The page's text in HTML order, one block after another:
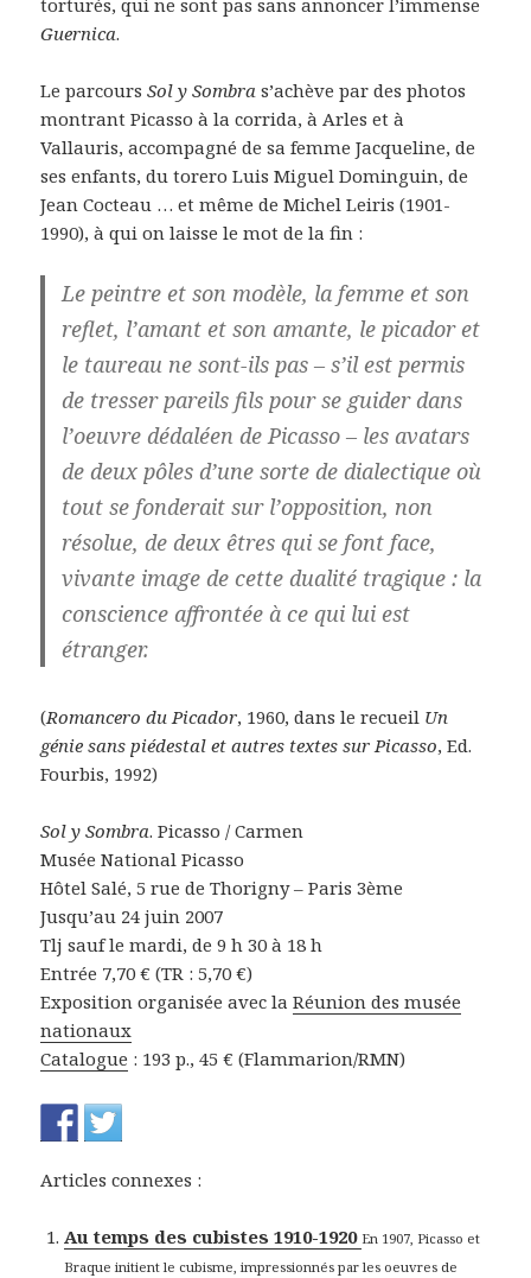
torturés, qui ne sont pas sans annoncer l’immense
Guernica.
Le parcoursSol y Sombra s’achève par des photos
montrant Picasso à la corrida, à Arles et à
Vallauris, accompagné de sa femme Jacqueline, de
ses enfants, du torero Luis Miguel Dominguin, de
Jean Cocteau … et même de Michel Leiris (1901-
1990), à qui on laisse le mot de la fin :
Le peintre et son modèle, la femme et son
reflet, l’amant et son amante, le picador et
le taureau ne sont-ils pas – s’il est permis
de tresser pareils fils pour se guider dans
l’oeuvre dédaléen de Picasso – les avatars
de deux pôles d’une sorte de dialectique où
tout se fonderait sur l’opposition, non
résolue, de deux êtres qui se font face,
vivante image de cette dualité tragique : la
conscience affrontée à ce qui lui est
étranger.
(Romancero du Picador, 1960, dans le recueil Un
génie sans piédestal et autres textes sur Picasso, Ed.
Fourbis, 1992)
Sol y Sombra. Picasso / Carmen
Musée National Picasso
Hôtel Salé, 5 rue de Thorigny – Paris 3ème
Jusqu’au 24 juin 2007
Tlj sauf le mardi, de 9 h 30 à 18 h
Entrée 7,70 € (TR : 5,70 €)
Exposition organisée avec laRéunion des musée
nationaux
Catalogue : 193 p., 45 € (Flammarion/RMN)
Articles connexes :
Au temps des cubistes 1910-1920 En 1907, Picasso et
Braque initient le cubisme, impressionnés par les oeuvres de